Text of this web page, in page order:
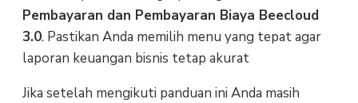
Pembayaran dan Pembayaran Biaya Beecloud
3.0. Pastikan Anda memilih menu yang tepat agar
laporan keuangan bisnis tetap akurat
Jika setelah mengikuti panduan ini Anda masih